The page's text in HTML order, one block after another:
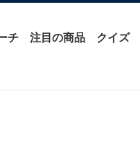
チ 注目の商品 クイズ